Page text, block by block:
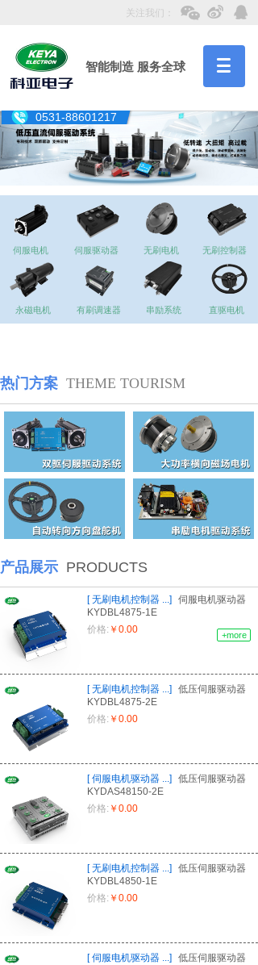
关注我们：
智能制造 服务全球
0531-88601217
伺服驱动器 无刷电机 无刷控制器
伺服电机
永磁电机 有刷调速器 串励系统 直驱电机
热门方案 THEME TOURISM
产品展示 PRODUCTS
[无刷电机控制器 ...]
伺服电机驱动器
KYDBL4875-1E
价格: ￥0.00
[无刷电机控制器 ...]
低压伺服驱动器
KYDBL4875-2E
价格: ￥0.00
[伺服电机驱动器 ...]
低压伺服驱动器
KYDAS48150-2E
价格: ￥0.00
[无刷电机控制器 ...]
低压伺服驱动器
KYDBL4850-1E
价格: ￥0.00
[伺服电机驱动器 ...]
低压伺服驱动器
+more